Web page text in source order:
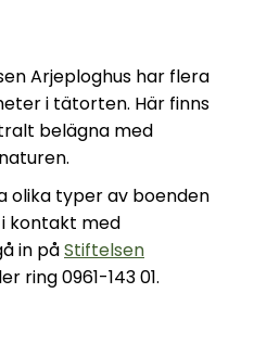
Arjeploghus har flera
i tätorten. Här finns
belägna med
olika typer av boenden
kontakt med
in påStiftelsen
ring 0961-143 01.